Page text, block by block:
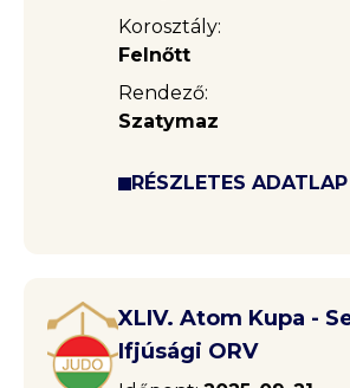
Korosztály:
Felnőtt
Rendező:
Szatymaz
RÉSZLETES ADATLAP
XLIV. Atom Kupa -
Ifjúsági ORV